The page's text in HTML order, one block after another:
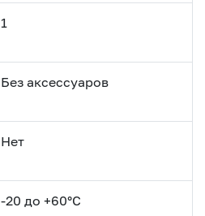
1
Без аксессуаров
Нет
-20 до +60°С